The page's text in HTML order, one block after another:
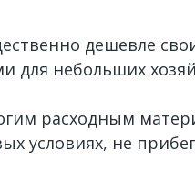
дешевле
для небольших
расходным
условиях, не